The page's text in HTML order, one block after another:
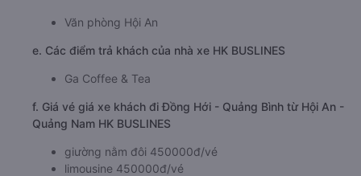
Văn phòng Hội An
e. Các điểm trả khách của nhà xe HK BUSLINES
Ga Coffee & Tea
f. Giá vé giá xe khách đi Đồng Hới - Quảng Bình từ Hội An -
Quảng Nam HK BUSLINES
giường nằm đôi 450000đ/vé
limousine 450000đ/vé